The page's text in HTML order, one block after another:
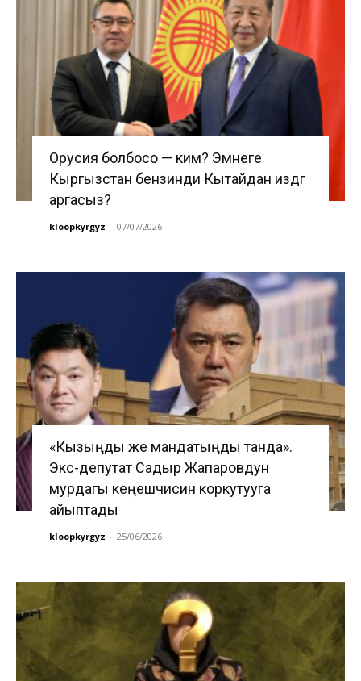
Орусия болбосо — ким? Эмнеге
Кыргызстан бензинди Кытайдан издөөгө
аргасыз?
kloopkyrgyz - 07/07/2026
«Кызыңды же мандатыңды танда».
Экс-депутат Садыр Жапаровдун
мурдагы кеңешчисин коркутууга
айыптады
kloopkyrgyz - 25/06/2026